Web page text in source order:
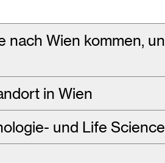
nach Wien kommen,
in Wien
und Life